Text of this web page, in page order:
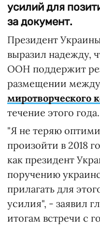
усилий для
за документ.
Президент
выразил надежду,
ООН поддержит
размещении
миротворческого
течение этого года.
"Я не теряю
произойти в 2018
как президент
поручению
прилагать для
усилия", - заявил
итогам встречи с